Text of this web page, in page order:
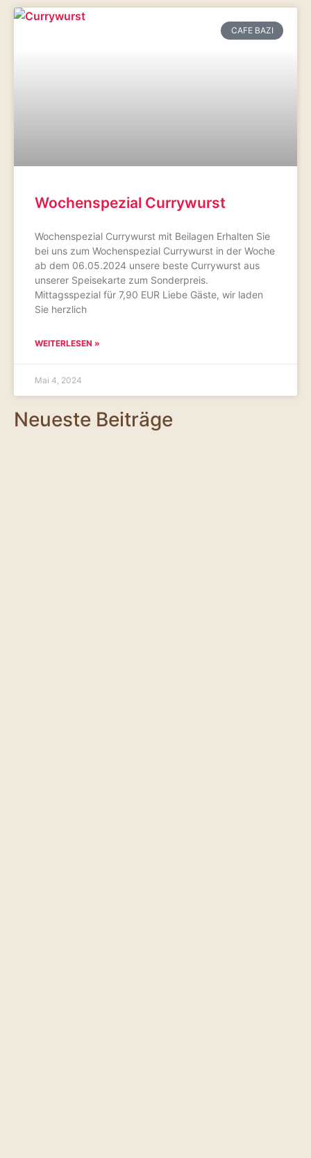
CAFE BAZI
Wochenspezial Currywurst
Wochenspezial Currywurst mit Beilagen Erhalten Sie
bei uns zum Wochenspezial Currywurst in der Woche
ab dem 06.05.2024 unsere beste Currywurst aus
unserer Speisekarte zum Sonderpreis.
Mittagsspezial für 7,90 EUR Liebe Gäste, wir laden
Sie herzlich
WEITERLESEN »
Mai 4, 2024
Neueste Beiträge